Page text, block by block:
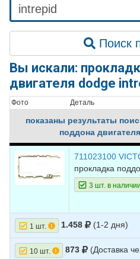
Поиск
Вы искали:
двигателя dodge
Фото Деталь
показаны результаты
поддона
711023100
прокладка
3 шт. в наличии
1 шт. 1.458 (1-2 дня)
10 шт. 873 (Доставка